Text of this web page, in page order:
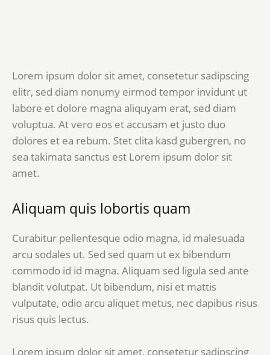
Lorem ipsum dolor sit amet, consetetur sadipscing
elitr, sed diam nonumy eirmod tempor invidunt ut
labore et dolore magna aliquyam erat, sed diam
voluptua. At vero eos et accusam et justo duo
dolores et ea rebum. Stet clita kasd gubergren, no
sea takimata sanctus est Lorem ipsum dolor sit
amet.
Aliquam quis lobortis quam
Curabitur pellentesque odio magna, id malesuada
arcu sodales ut. Sed sed quam ut ex bibendum
commodo id id magna. Aliquam sed ligula sed ante
blandit volutpat. Ut bibendum, nisi et mattis
vulputate, odio arcu aliquet metus, nec dapibus risus
risus quis lectus.
Lorem ipsum dolor sit amet, consetetur sadipscing